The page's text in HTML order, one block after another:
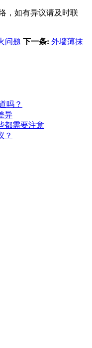
如有异议请及时联
问题 下一条: 外墙薄抹
吗？
异
都需要注意
？